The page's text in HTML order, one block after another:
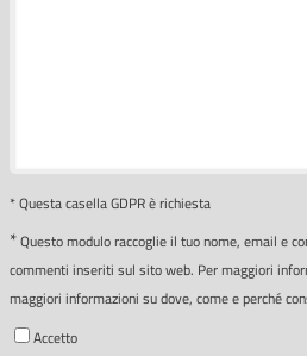
* Questa casella GDPR è richiesta
*Questo modulo raccoglie il tuo nome, email e
commenti inseriti sul sito web. Per maggiori
maggiori informazioni su dove, come e perché
Accetto